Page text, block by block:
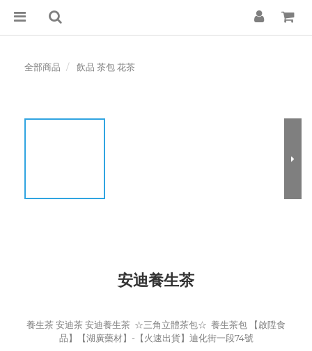
全部商品 飲品 茶包 花茶
安迪養生茶
養生茶 安迪茶 安迪養生茶  ☆三角立體茶包☆  養生茶包 【啟陞食
品】【湖廣藥材】-【火速出貨】迪化街一段74號